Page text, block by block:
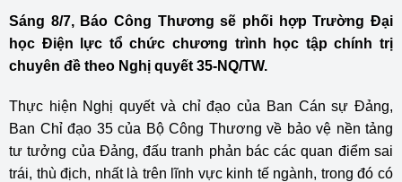
Sáng 8/7, Báo Công Thương sẽ phối hợp Trường Đại
học Điện lực tổ chức chương trình học tập chính trị
chuyên đề theo Nghị quyết 35-NQ/TW.
Thực hiện Nghị quyết và chỉ đạo của Ban Cán sự Đảng,
Ban Chỉ đạo 35 của Bộ Công Thương về bảo vệ nền tảng
tư tưởng của Đảng, đấu tranh phản bác các quan điểm sai
trái, thù địch, nhất là trên lĩnh vực kinh tế ngành, trong đó có